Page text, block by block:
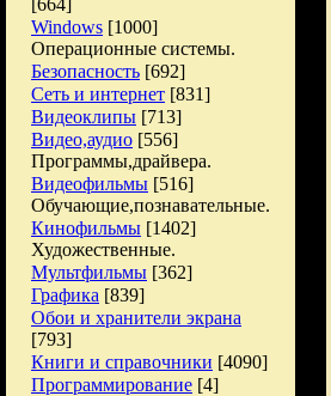
[664]
Windows [1000]
Операционные системы.
Безопасность [692]
Сеть и интернет [831]
Видеоклипы [713]
Видео,аудио [556]
Программы,драйвера.
Видеофильмы [516]
Обучающие,познавательные.
Кинофильмы [1402]
Художественные.
Мультфильмы [362]
Графика [839]
Обои и хранители экрана
[793]
Книги и справочники [4090]
Программирование [4]